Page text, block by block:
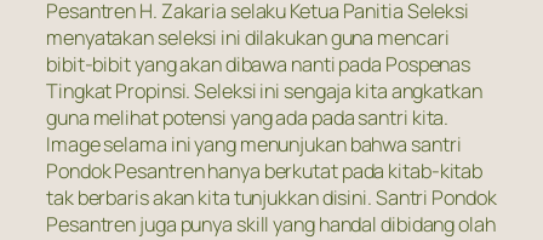
Pesantren H. Zakaria selaku Ketua Panitia Seleksi
menyatakan seleksi ini dilakukan guna mencari
bibit-bibit yang akan dibawa nanti pada Pospenas
Tingkat Propinsi. Seleksi ini sengaja kita angkatkan
guna melihat potensi yang ada pada santri kita.
Image selama ini yang menunjukan bahwa santri
Pondok Pesantren hanya berkutat pada kitab-kitab
tak berbaris akan kita tunjukkan disini. Santri Pondok
Pesantren juga punya skill yang handal dibidang olah